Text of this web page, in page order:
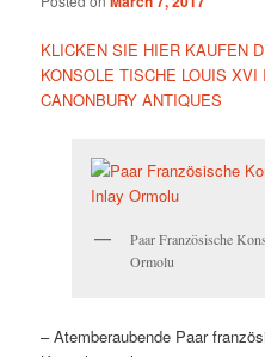
KLICKEN SIE HIER KAUFEN
KONSOLE TISCHE LOUIS XVI
CANONBURY ANTIQUES
Paar Französische
Ormolu
– Atemberaubende Paar